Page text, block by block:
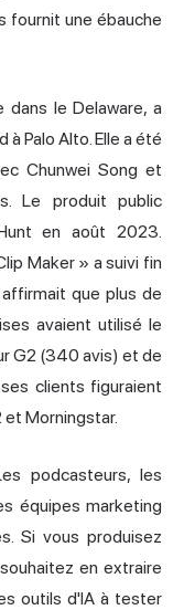
fournit une ébauche
dans le Delaware, a
à Palo Alto. Elle a été
Chunwei Song et
Le produit public
en août 2023.
Maker » a suivi fin
que plus de
avaient utilisé le
G2 (340 avis) et de
clients figuraient
et Morningstar.
podcasteurs, les
équipes marketing
Si vous produisez
en extraire
outils d'IA à tester